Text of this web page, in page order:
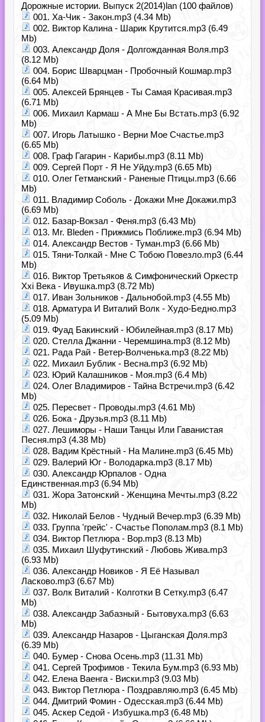
Дорожные истории. Выпуск 2(2014)lan (100 файлов)
001. Ха-Чик - Закон.mp3 (4.34 Mb)
002. Виктор Калина - Шарик Крутится.mp3 (6.49
Mb)
003. Александр Доля - Долгожданная Воля.mp3
(8.12 Mb)
004. Борис Шварцман - Пробочный Кошмар.mp3
(6.64 Mb)
005. Алексей Брянцев - Ты Самая Красивая.mp3
(6.71 Mb)
006. Михаил Кармаш - А Мне Бы Встать.mp3 (6.92
Mb)
007. Игорь Латышко - Верни Мое Счастье.mp3
(6.65 Mb)
008. Граф Гагарин - Карибы.mp3 (8.11 Mb)
009. Сергей Порт - Я Не Уйду.mp3 (6.65 Mb)
010. Олег Гетманский - Раненые Птицы.mp3 (6.66
Mb)
011. Владимир Соболь - Докажи Мне Докажи.mp3
(6.69 Mb)
012. Базар-Вокзал - Феня.mp3 (6.43 Mb)
013. Mr. Bleden - Прижмись Поближе.mp3 (6.94 Mb)
014. Александр Вестов - Туман.mp3 (6.66 Mb)
015. Тяни-Толкай - Мне С Тобою Повезло.mp3 (6.44
Mb)
016. Виктор Третьяков & Симфонический Оркестр
Xxi Века - Ивушка.mp3 (8.72 Mb)
017. Иван Зольников - Дальнобой.mp3 (4.55 Mb)
018. Арматура И Виталий Волк - Худо-Бедно.mp3
(5.09 Mb)
019. Фуад Бакинский - Юбилейная.mp3 (8.17 Mb)
020. Стелла Джанни - Черемшина.mp3 (8.12 Mb)
021. Рада Рай - Ветер-Волченька.mp3 (8.22 Mb)
022. Михаил Бублик - Весна.mp3 (6.92 Mb)
023. Юрий Калашников - Моя.mp3 (6.4 Mb)
024. Олег Владимиров - Тайна Встречи.mp3 (6.42
Mb)
025. Пересвет - Проводы.mp3 (4.61 Mb)
026. Бока - Друзья.mp3 (8.11 Mb)
027. Лешиморы - Наши Танцы Или Гаванистая
Песня.mp3 (4.38 Mb)
028. Вадим Крёстный - На Малине.mp3 (6.45 Mb)
029. Валерий Юг - Володарка.mp3 (8.17 Mb)
030. Александр Юрпалов - Одна
Единственная.mp3 (6.94 Mb)
031. Жора Затонский - Женщина Мечты.mp3 (8.22
Mb)
032. Николай Белов - Чудный Вечер.mp3 (6.39 Mb)
033. Группа 'грейс' - Счастье Пополам.mp3 (8.1 Mb)
034. Виктор Петлюра - Вор.mp3 (8.13 Mb)
035. Михаил Шуфутинский - Любовь Жива.mp3
(6.93 Mb)
036. Александр Новиков - Я Её Называл
Ласково.mp3 (6.67 Mb)
037. Волк Виталий - Колготки В Сетку.mp3 (6.47
Mb)
038. Александр Забазный - Бытовуха.mp3 (6.63
Mb)
039. Александр Назаров - Цыганская Доля.mp3
(6.39 Mb)
040. Бумер - Снова Осень.mp3 (11.31 Mb)
041. Сергей Трофимов - Текила Бум.mp3 (6.93 Mb)
042. Елена Ваенга - Виски.mp3 (9.03 Mb)
043. Виктор Петлюра - Поздравляю.mp3 (6.45 Mb)
044. Дмитрий Фомин - Одесская.mp3 (6.44 Mb)
045. Аскер Седой - Избушка.mp3 (6.48 Mb)